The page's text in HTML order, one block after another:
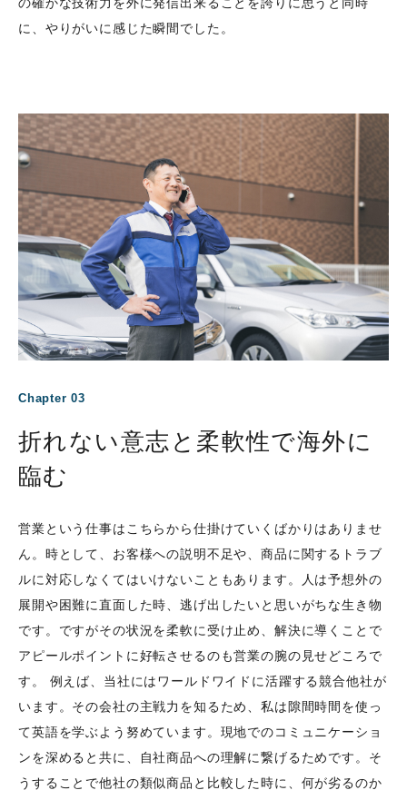
の確かな技術力を外に発信出来ることを誇りに思うと同時
に、やりがいに感じた瞬間でした。
Chapter 03
折れない意志と柔軟性で海外に
臨む
営業という仕事はこちらから仕掛けていくばかりはありませ
ん。時として、お客様への説明不足や、商品に関するトラブ
ルに対応しなくてはいけないこともあります。人は予想外の
展開や困難に直面した時、逃げ出したいと思いがちな生き物
です。ですがその状況を柔軟に受け止め、解決に導くことで
アピールポイントに好転させるのも営業の腕の見せどころで
す。 例えば、当社にはワールドワイドに活躍する競合他社が
います。その会社の主戦力を知るため、私は隙間時間を使っ
て英語を学ぶよう努めています。現地でのコミュニケーショ
ンを深めると共に、自社商品への理解に繋げるためです。そ
うすることで他社の類似商品と比較した時に、何が劣るのか